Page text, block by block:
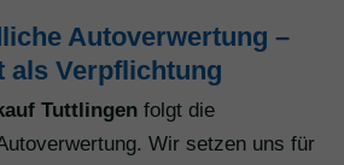
Autoverwertung –
als Verpflichtung
Tuttlingen folgt die
Wir setzen uns für